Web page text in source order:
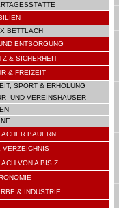
BETTLACH
ENTSORGUNG
& SICHERHEIT
& FREIZEIT
SPORT & ERHOLUNG
UND VEREINSHÄUSER
BAUERN
VERZEICHNIS
VON A BIS Z
& INDUSTRIE